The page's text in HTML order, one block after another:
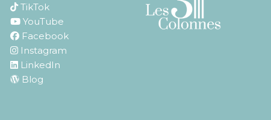
TikTok
YouTube
Facebook
Instagram
LinkedIn
Blog